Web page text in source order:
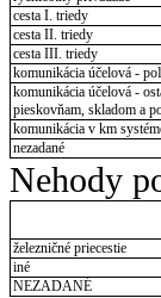
cesta I. triedy
cesta II. triedy
cesta III. triedy
komunikácia účelová -
komunikácia účelová -
pieskovňam, skladom a
komunikácia v km
nezadané
Nehody
železničné priecestie
iné
NEZADANÉ